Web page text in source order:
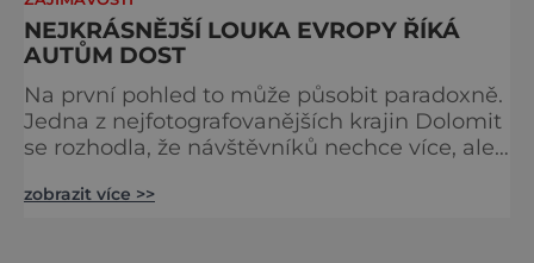
NEJKRÁSNĚJŠÍ LOUKA EVROPY ŘÍKÁ
AUTŮM DOST
Na první pohled to může působit paradoxně.
Jedna z nejfotografovanějších krajin Dolomit
se rozhodla, že návštěvníků nechce více, ale
louka v Evropě, zavádí od léta 2026 nová
zobrazit více >>